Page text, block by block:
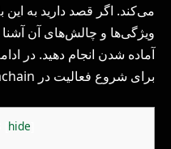
می‌کند. اگر قصد دارید به این
ویژگی‌ها و چالش‌های آن آشنا
آماده شدن انجام دهید. در
برای شروع فعالیت در Berachain بدانید را بررسی می‌کنیم.
hide